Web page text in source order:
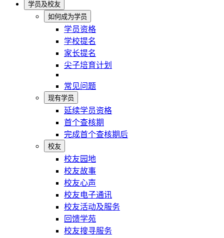
学员及校友
如何成为学员
学员资格
学校提名
家长提名
尖子培育计划
常见问题
现有学员
延续学员资格
首个查核期
完成首个查核期后
校友
校友园地
校友故事
校友心声
校友电子通讯
校友活动及服务
回馈学苑
校友搜寻服务